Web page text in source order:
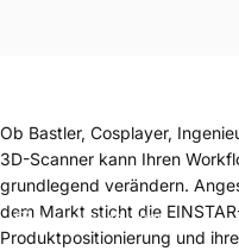
Dezember 10, 2025
Ob Bastler, Cosplayer,
3D-Scanner kann Ihren
grundlegend verändern.
dem Markt sticht die
Produktpositionierung und